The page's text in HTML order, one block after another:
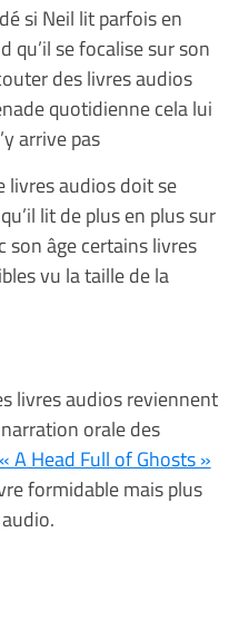
si Neil lit parfois en
qu’il se focalise sur son
des livres audios
quotidienne cela lui
arrive pas
livres audios doit se
lit de plus en plus sur
son âge certains livres
vu la taille de la
livres audios reviennent
orale des
A Head Full of Ghosts »
formidable mais plus